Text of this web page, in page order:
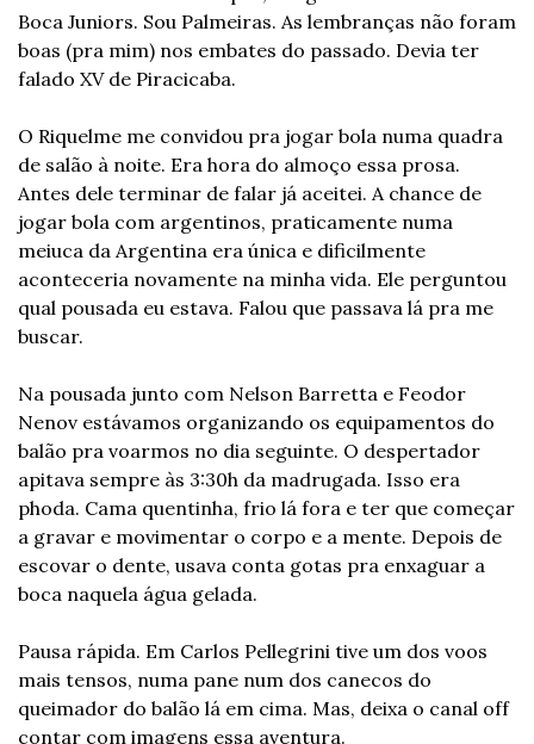
Boca Juniors. Sou Palmeiras. As lembranças não foram
boas (pra mim) nos embates do passado. Devia ter
falado XV de Piracicaba.
O Riquelme me convidou pra jogar bola numa quadra
de salão à noite. Era hora do almoço essa prosa.
Antes dele terminar de falar já aceitei. A chance de
jogar bola com argentinos, praticamente numa
meiuca da Argentina era única e dificilmente
aconteceria novamente na minha vida. Ele perguntou
qual pousada eu estava. Falou que passava lá pra me
buscar.
Na pousada junto com Nelson Barretta e Feodor
Nenov estávamos organizando os equipamentos do
balão pra voarmos no dia seguinte. O despertador
apitava sempre às 3:30h da madrugada. Isso era
phoda. Cama quentinha, frio lá fora e ter que começar
a gravar e movimentar o corpo e a mente. Depois de
escovar o dente, usava conta gotas pra enxaguar a
boca naquela água gelada.
Pausa rápida. Em Carlos Pellegrini tive um dos voos
mais tensos, numa pane num dos canecos do
queimador do balão lá em cima. Mas, deixa o canal off
contar com imagens essa aventura.